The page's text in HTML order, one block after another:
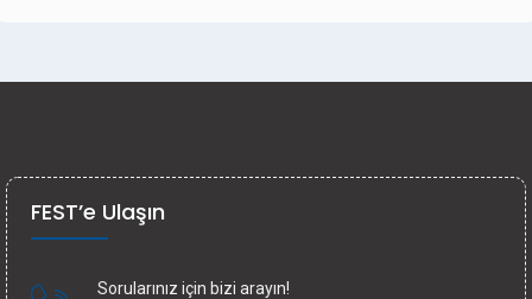
FEST’e Ulaşın
Sorularınız için bizi arayın!